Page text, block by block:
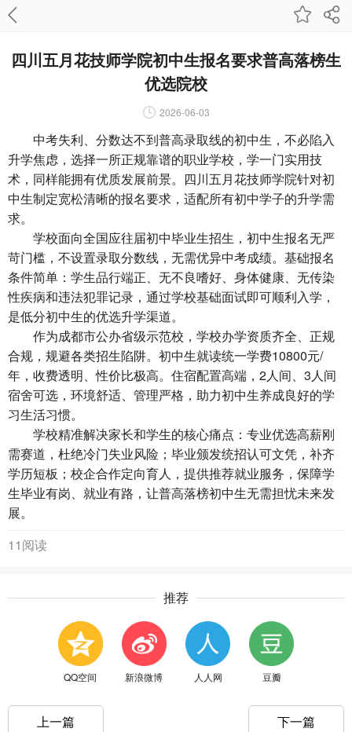
四川五月花技师学院初中生报名要求普高落榜生
优选院校
2026-06-03
中考失利、分数达不到普高录取线的初中生，不必陷入
升学焦虑，选择一所正规靠谱的职业学校，学一门实用技
术，同样能拥有优质发展前景。四川五月花技师学院针对初
中生制定宽松清晰的报名要求，适配所有初中学子的升学需
求。
学校面向全国应往届初中毕业生招生，初中生报名无严
苛门槛，不设置录取分数线，无需优异中考成绩。基础报名
条件简单：学生品行端正、无不良嗜好、身体健康、无传染
性疾病和违法犯罪记录，通过学校基础面试即可顺利入学，
是低分初中生的优选升学渠道。
作为成都市公办省级示范校，学校办学资质齐全、正规
合规，规避各类招生陷阱。初中生就读统一学费10800元/
年，收费透明、性价比极高。住宿配置高端，2人间、3人间
宿舍可选，环境舒适、管理严格，助力初中生养成良好的学
习生活习惯。
学校精准解决家长和学生的核心痛点：专业优选高薪刚
需赛道，杜绝冷门失业风险；毕业颁发统招认可文凭，补齐
学历短板；校企合作定向育人，提供推荐就业服务，保障学
生毕业有岗、就业有路，让普高落榜初中生无需担忧未来发
展。
11阅读
推荐
QQ空间 新浪微博 人人网 豆瓣
上一篇 下一篇